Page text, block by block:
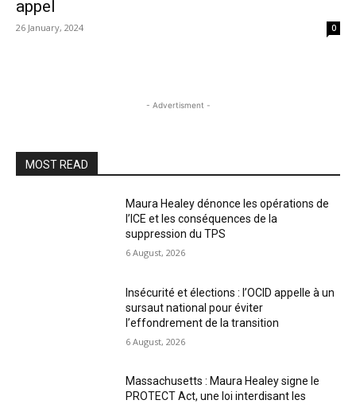
appel
26 January, 2024 0
- Advertisment -
MOST READ
Maura Healey dénonce les opérations de
l’ICE et les conséquences de la
suppression du TPS
6 August, 2026
Insécurité et élections : l’OCID appelle à un
sursaut national pour éviter
l’effondrement de la transition
6 August, 2026
Massachusetts : Maura Healey signe le
PROTECT Act, une loi interdisant les